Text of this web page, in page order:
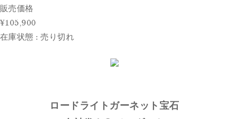
販売価格
¥105,900
在庫状態 : 売り切れ
ロードライトガーネット宝石